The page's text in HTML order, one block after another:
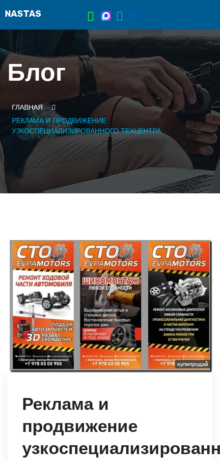
Блог
ГЛАВНАЯ
РЕКЛАМА И ПРОДВИЖЕНИЕ
УЗКОСПЕЦИАЛИЗИРОВАННОГО ТЕХЦЕНТРА
Реклама и
продвижение